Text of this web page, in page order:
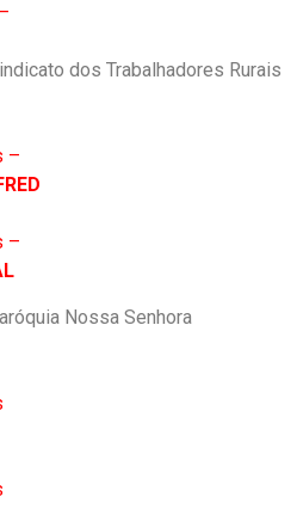
dos Trabalhadores Rurais
–
–
Nossa Senhora